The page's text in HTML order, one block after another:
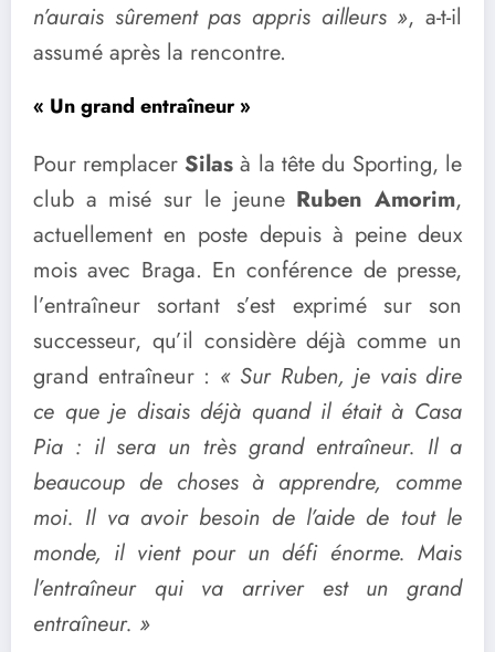
n’aurais sûrement pas appris ailleurs », a-t-il
assumé après la rencontre.
« Un grand entraîneur »
Pour remplacer Silasà la tête du Sporting, le
club a misé sur le jeune Ruben Amorim,
actuellement en poste depuis à peine deux
mois avec Braga. En conférence de presse,
l’entraîneur sortant s’est exprimé sur son
successeur, qu’il considère déjà comme un
grand entraîneur : « Sur Ruben, je vais dire
ce que je disais déjà quand il était à Casa
Pia : il sera un très grand entraîneur. Il a
beaucoup de choses à apprendre, comme
moi. Il va avoir besoin de l’aide de tout le
monde, il vient pour un défi énorme. Mais
l’entraîneur qui va arriver est un grand
entraîneur. »